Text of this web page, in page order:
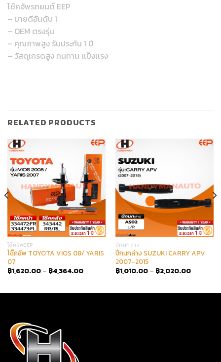
โช๊คอัพรถยนต์ EEP
– ขายดีอันดับ 1
– OEM ตรงรุ่น
– คุณภาพสูง รับประกัน 1 ปี
– วัสดุเกรดสูง ทนทาน เเข็งเเรง
RELATED PRODUCTS
โช๊คอัพEEP
โช๊คอัพ TOYOTA VIOS 08/ YARIS
07
฿1,620.00– ฿4,364.00
ปีกนกล่าง
ปีกนกล่าง SUZUKI CARRY APV
2007-2015
฿1,010.00– ฿2,020.00